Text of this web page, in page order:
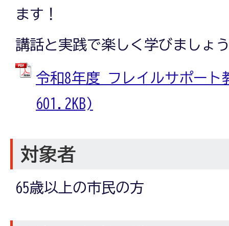
ます！
講話と実践で楽しく学びましょ
令和8年度 フレイルサポート
601.2KB)
対象者
65歳以上の市民の方